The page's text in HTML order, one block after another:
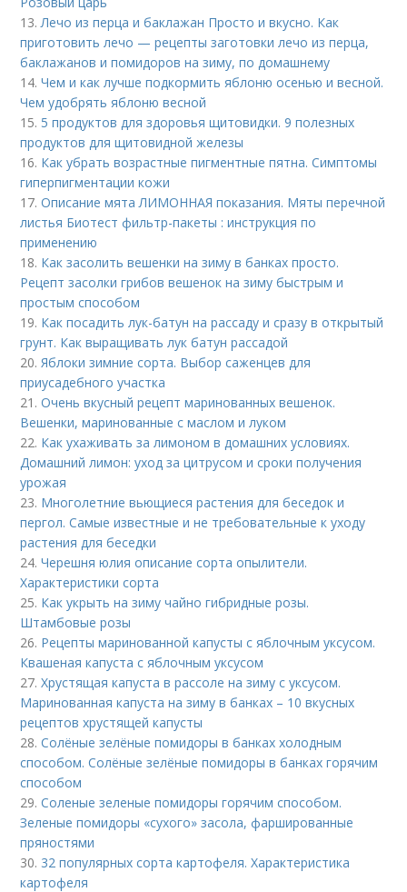
13.Лечо из перца и баклажан Просто и вкусно. Как
приготовить лечо — рецепты заготовки лечо из перца,
баклажанов и помидоров на зиму, по домашнему
14.Чем и как лучше подкормить яблоню осенью и весной.
Чем удобрять яблоню весной
15. 5 продуктов для здоровья щитовидки. 9 полезных
продуктов для щитовидной железы
16. Как убрать возрастные пигментные пятна. Симптомы
гиперпигментации кожи
17.Описание мята ЛИМОННАЯ показания. Мяты перечной
листья Биотест фильтр-пакеты : инструкция по
применению
18. Как засолить вешенки на зиму в банках просто.
Рецепт засолки грибов вешенок на зиму быстрым и
простым способом
19. Как посадить лук-батун на рассаду и сразу в открытый
грунт. Как выращивать лук батун рассадой
20.Яблоки зимние сорта. Выбор саженцев для
приусадебного участка
21.Очень вкусный рецепт маринованных вешенок.
Вешенки, маринованные с маслом и луком
22. Как ухаживать за лимоном в домашних условиях.
Домашний лимон: уход за цитрусом и сроки получения
урожая
23. Многолетние вьющиеся растения для беседок и
пергол. Самые известные и не требовательные к уходу
растения для беседки
24.Черешня юлия описание сорта опылители.
Характеристики сорта
25. Как укрыть на зиму чайно гибридные розы.
Штамбовые розы
26. Рецепты маринованной капусты с яблочным уксусом.
Квашеная капуста с яблочным уксусом
27.Хрустящая капуста в рассоле на зиму с уксусом.
Маринованная капуста на зиму в банках – 10 вкусных
рецептов хрустящей капусты
28.Солёные зелёные помидоры в банках холодным
способом. Солёные зелёные помидоры в банках горячим
способом
29.Соленые зеленые помидоры горячим способом.
Зеленые помидоры «сухого» засола, фаршированные
пряностями
30. 32 популярных сорта картофеля. Характеристика
картофеля